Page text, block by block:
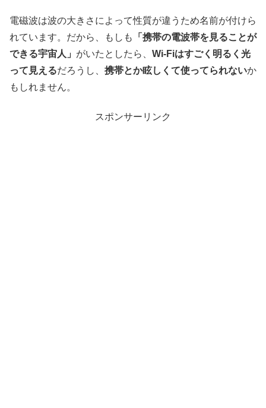
電磁波は波の大きさによって性質が違うため名前が付けら
れています。だから、もしも
「携帯の電波帯を見ることが
できる宇宙人」 がいたとしたら、 Wi-Fiはすごく明るく光
って見えるだろうし、 携帯とか眩しくて使ってられないか
もしれません。
スポンサーリンク